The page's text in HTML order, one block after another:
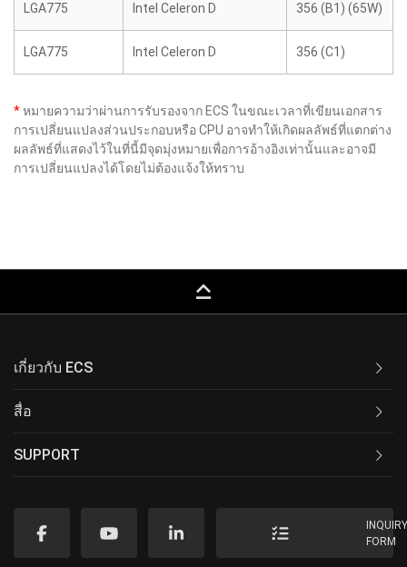
LGA775 Intel Celeron D 356 (B1) (65W)
LGA775 Intel Celeron D 356 (C1)
*หมายความว่าผ่านการรับรองจาก ECS ในขณะเวลาที่เขียนเอกสาร
การเปลี่ยนแปลงส่วนประกอบหรือ CPU อาจทำให้เกิดผลลัพธ์ที่แตกต่าง
ผลลัพธ์ที่แสดงไว้ในที่นี้มีจุดมุ่งหมายเพื่อการอ้างอิงเท่านั้นและอาจมี
การเปลี่ยนแปลงได้โดยไม่ต้องแจ้งให้ทราบ
keyboard_capslock
เกี่ยวกับ ECS
สื่อ
SUPPORT
FORM